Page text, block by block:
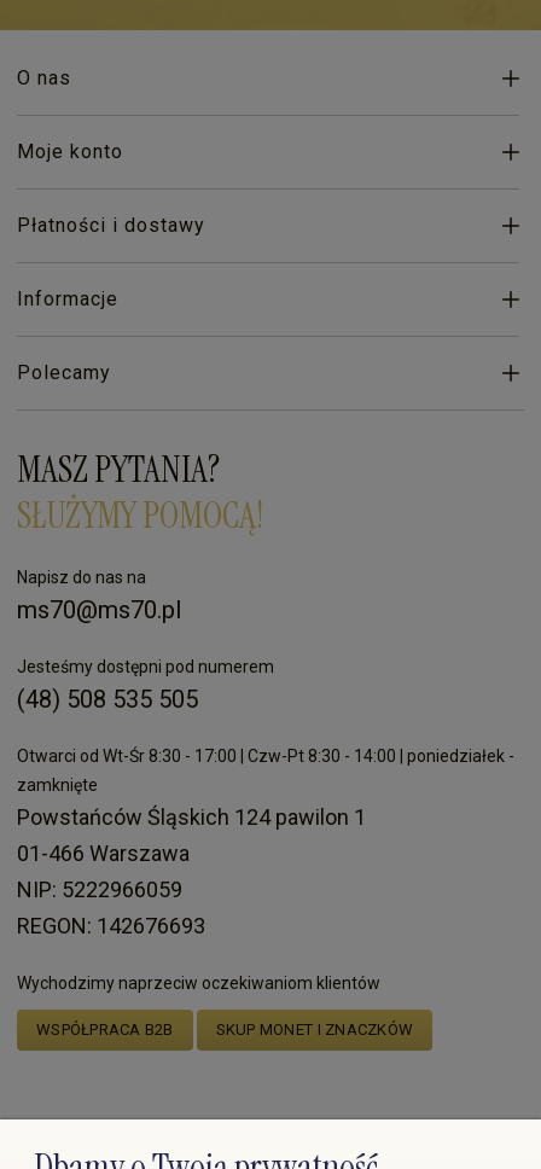
O nas
Moje konto
Płatności i dostawy
Informacje
Polecamy
MASZ PYTANIA?
SŁUŻYMY POMOCĄ!
Napisz do nas na
ms70@ms70.pl
Jesteśmy dostępni pod numerem
(48) 508 535 505
Otwarci od Wt-Śr 8:30 - 17:00 | Czw-Pt 8:30 - 14:00 | poniedziałek -
zamknięte
Powstańców Śląskich 124 pawilon 1
01-466 Warszawa
NIP: 5222966059
REGON: 142676693
Wychodzimy naprzeciw oczekiwaniom klientów
WSPÓŁPRACA B2B SKUP MONET I ZNACZKÓW